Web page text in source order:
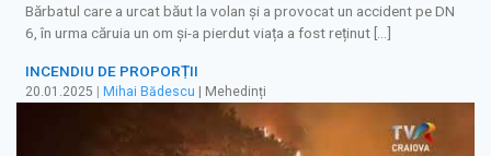
Bărbatul care a urcat băut la volan și a provocat un accident pe DN
6, în urma căruia un om și-a pierdut viața a fost reținut […]
INCENDIU DE PROPORȚII
20.01.2025 | Mihai Bădescu | Mehedinți